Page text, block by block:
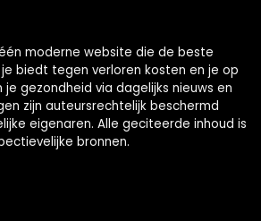
moderne website die de beste
biedt tegen verloren kosten en je op
gezondheid via dagelijks nieuws en
zijn auteursrechtelijk beschermd
eigenaren. Alle geciteerde inhoud is
bronnen.